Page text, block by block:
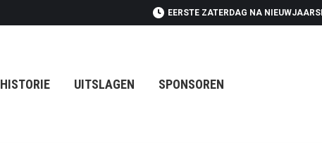
EERSTE ZATERDAG NA
HISTORIE UITSLAGEN SPONSOREN
UITSLAGEN SPONSOREN